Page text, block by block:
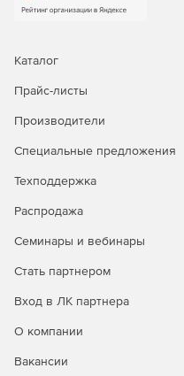
Каталог
Прайс-листы
Производители
Специальные предложения
Техподдержка
Распродажа
Семинары и вебинары
Стать партнером
Вход в ЛК партнера
О компании
Вакансии